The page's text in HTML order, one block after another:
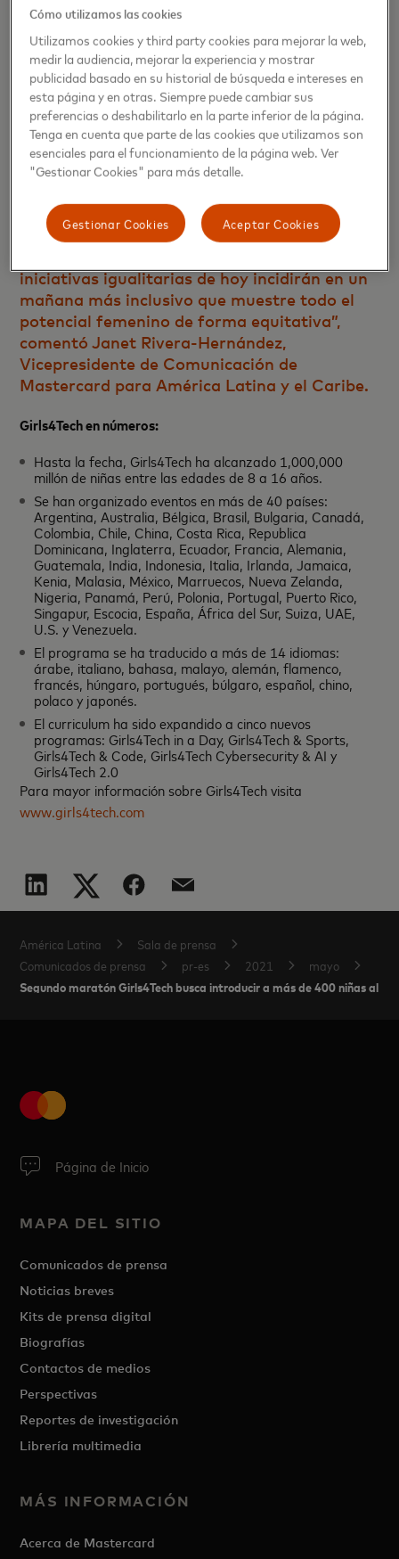
“No es un secreto que generar igualdad de
oportunidades para las mujeres en las
carreras STEM contribuirá positivamente al
desarrollo económico de futuras economías,
por ello es necesario identificar iniciativas de
éxito generadas por gobiernos, la sociedad
civil y el sector privado, que ayuden a
fomentar el cambio en las normas sociales y
STEM para involucrar a la mayor cantidad de
niñas a este sector. En Mastercard
iniciativas igualitarias de hoy incidirán en un
mañana más inclusivo que muestre todo el
potencial femenino de forma equitativa”,
comentó Janet Rivera-Hernández,
Vicepresidente de Comunicación de
Mastercard para América Latina y el Caribe.
Girls4Tech en números:
Hasta la fecha, Girls4Tech ha alcanzado 1,000,000
millón de niñas entre las edades de 8 a 16 años.
Se han organizado eventos en más de 40 países:
Argentina, Australia, Bélgica, Brasil, Bulgaria, Canadá,
Colombia, Chile, China, Costa Rica, Republica
Dominicana, Inglaterra, Ecuador, Francia, Alemania,
Guatemala, India, Indonesia, Italia, Irlanda, Jamaica,
Kenia, Malasia, México, Marruecos, Nueva Zelanda,
Nigeria, Panamá, Perú, Polonia, Portugal, Puerto Rico,
Singapur, Escocia, España, África del Sur, Suiza, UAE,
U.S. y Venezuela.
El programa se ha traducido a más de 14 idiomas:
árabe, italiano, bahasa, malayo, alemán, flamenco,
francés, húngaro, portugués, búlgaro, español, chino,
polaco y japonés.
El curriculum ha sido expandido a cinco nuevos
programas: Girls4Tech in a Day, Girls4Tech & Sports,
Girls4Tech & Code, Girls4Tech Cybersecurity & AI y
Girls4Tech 2.0
Para mayor información sobre Girls4Tech visita
www.girls4tech.com
América Latina
Sala de prensa
Comunicados de prensa
pr-es 2021 mayo
Segundo maratón Girls4Tech busca introducir a más de 400 niñas al
Página de Inicio
MAPA DEL SITIO
Comunicados de prensa
Noticias breves
Kits de prensa digital
Biografías
Contactos de medios
Perspectivas
Reportes de investigación
Librería multimedia
MÁS INFORMACIÓN
Acerca de Mastercard
Cómo utilizamos las cookies
Utilizamos cookies y third party cookies para mejorar la web,
medir la audiencia, mejorar la experiencia y mostrar
publicidad basado en su historial de búsqueda e intereses en
esta página y en otras. Siempre puede cambiar sus
preferencias o deshabilitarlo en la parte inferior de la página.
Tenga en cuenta que parte de las cookies que utilizamos son
esenciales para el funcionamiento de la página web. Ver
"Gestionar Cookies" para más detalle.
Aceptar Cookies
Gestionar Cookies